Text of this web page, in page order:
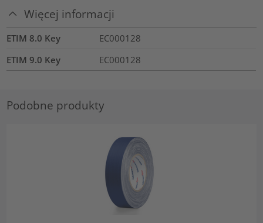
Więcej informacji
ETIM 8.0 Key
EC000128
ETIM 9.0 Key
EC000128
Podobne produkty